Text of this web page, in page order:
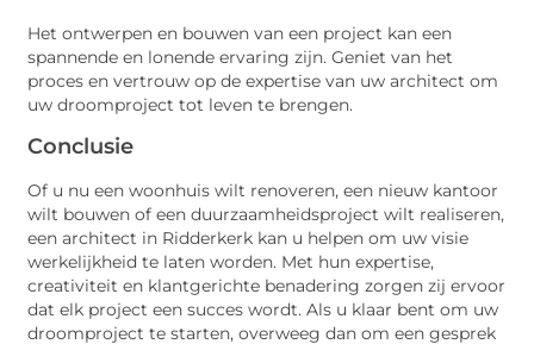
Het ontwerpen en bouwen van een project kan een
spannende en lonende ervaring zijn. Geniet van het
proces en vertrouw op de expertise van uw architect om
uw droomproject tot leven te brengen.
Conclusie
Of u nu een woonhuis wilt renoveren, een nieuw kantoor
wilt bouwen of een duurzaamheidsproject wilt realiseren,
een architect in Ridderkerk kan u helpen om uw visie
werkelijkheid te laten worden. Met hun expertise,
creativiteit en klantgerichte benadering zorgen zij ervoor
dat elk project een succes wordt. Als u klaar bent om uw
droomproject te starten, overweeg dan om een gesprek